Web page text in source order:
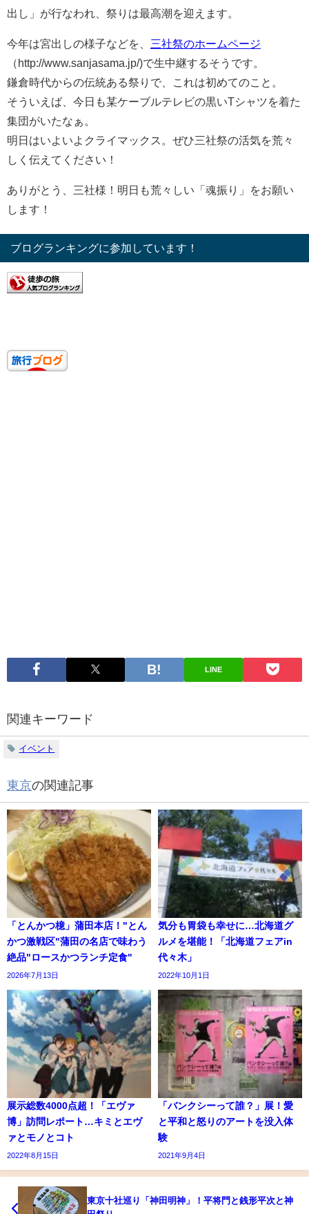
出し」が行なわれ、祭りは最高潮を迎えます。
今年は宮出しの様子などを、 三社祭のホームページ
（http://www.sanjasama.jp/)で生中継するそうです。
鎌倉時代からの伝統ある祭りで、これは初めてのこと。
そういえば、今日も某ケーブルテレビの黒いTシャツを着た
集団がいたなぁ。
明日はいよいよクライマックス。ぜひ三社祭の活気を荒々
しく伝えてください！
ありがとう、三社様！明日も荒々しい「魂振り」をお願い
します！
ブログランキングに参加しています！
LINE
関連キーワード
イベント
東京の関連記事
「とんかつ檍」蒲田本店！"とん
かつ激戦区"蒲田の名店で味わう
絶品"ロースかつランチ定食"
2026年7月13日
気分も胃袋も幸せに…北海道グ
ルメを堪能！「北海道フェアin
代々木」
2022年10月1日
展示総数4000点超！「エヴァ
博」訪問レポート…キミとエヴ
ァとモノとコト
2022年8月15日
「バンクシーって誰？」展！愛
と平和と怒りのアートを没入体
験
2021年9月4日
東京十社巡り「神田明神」！平将門と銭形平次と神